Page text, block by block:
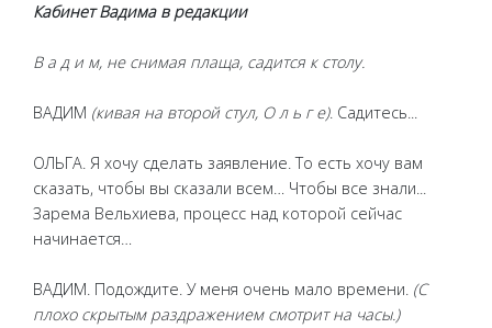
Кабинет Вадима в редакции
В а д и м, не снимая плаща, садится к столу.
ВАДИМ (кивая на второй стул, О л ь г е). Садитесь...
ОЛЬГА. Я хочу сделать заявление. То есть хочу вам
сказать, чтобы вы сказали всем… Чтобы все знали...
Зарема Вельхиева, процесс над которой сейчас
начинается…
ВАДИМ. Подождите. У меня очень мало времени. (С
плохо скрытым раздражением смотрит на часы.)